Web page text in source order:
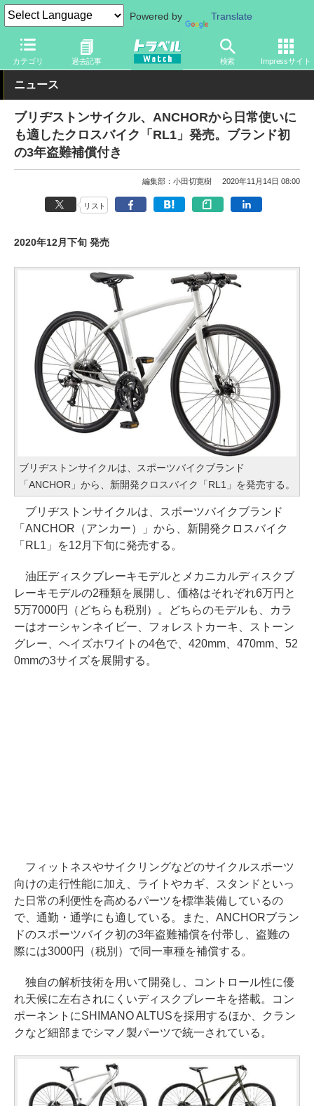
Powered by Translate
カテゴリ 過去記事 検索 Impressサイト
トラベル Watch 旅の方法 自転車旅 サイクリング
ニュース
ブリヂストンサイクル、ANCHORから日常使いに
も適したクロスバイク「RL1」発売。ブランド初
の3年盗難補償付き
編集部：小田切寛樹 2020年11月14日 08:00
リスト
2020年12月下旬 発売
ブリヂストンサイクルは、スポーツバイクブランド
「ANCHOR」から、新開発クロスバイク「RL1」を発売する。
ブリヂストンサイクルは、スポーツバイクブランド
「ANCHOR（アンカー）」から、新開発クロスバイク
「RL1」を12月下旬に発売する。
油圧ディスクブレーキモデルとメカニカルディスクブ
レーキモデルの2種類を展開し、価格はそれぞれ6万円と
5万7000円（どちらも税別）。どちらのモデルも、カラ
ーはオーシャンネイビー、フォレストカーキ、ストーン
グレー、ヘイズホワイトの4色で、420mm、470mm、52
0mmの3サイズを展開する。
フィットネスやサイクリングなどのサイクルスポーツ
向けの走行性能に加え、ライトやカギ、スタンドといっ
た日常の利便性を高めるパーツを標準装備しているの
で、通勤・通学にも適している。また、ANCHORブラン
ドのスポーツバイク初の3年盗難補償を付帯し、盗難の
際には3000円（税別）で同一車種を補償する。
独自の解析技術を用いて開発し、コントロール性に優
れ天候に左右されにくいディスクブレーキを搭載。コン
ポーネントにSHIMANO ALTUSを採用するほか、クラン
クなど細部までシマノ製パーツで統一されている。